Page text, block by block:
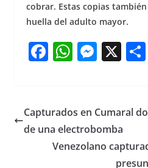
cobrar. Estas copias
huella del adulto mayor.
F
e
b
o
W
s
A
p
M
e
n
g
X S
Capturados en Cumaral
de una electrobomba
Venezolano